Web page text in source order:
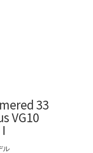
33
VG10
ル